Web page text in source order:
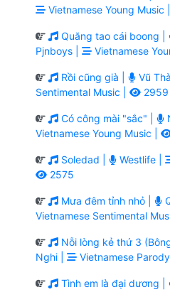
Vietnamese Young Music |
Quăng tao cái boong |
Pjnboys |
Vietnamese
Rồi cũng già | Vũ
Sentimental Music |
2959
Có công mài "sắc" |
Vietnamese Young Music |
Soledad | Westlife |
2575
Mưa đêm tỉnh nhỏ |
Vietnamese Sentimental
Nỗi lòng kẻ thứ 3
Nghi |
Vietnamese
Tình em là đại dương |